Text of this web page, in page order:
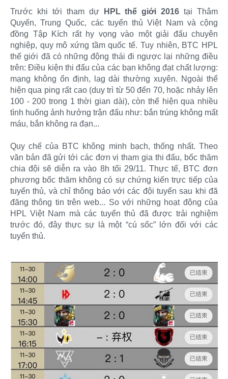
Trước khi tới tham dựHPL thế giới 2016 tại Thâm
Quyến, Trung Quốc, các tuyển thủ Việt Nam và cộng
đồng Tập Kích rất hy vọng vào một giải đấu chuyên
nghiệp, quy mô xứng tầm quốc tế. Tuy nhiên, BTC HPL
thế giới đã có những động thái đi ngược lại những điều
trên: Điều kiện thi đấu của các bạn không đạt chất lượng:
mạng không ổn định, lag dài thường xuyên. Ngoài thể
hiện qua ping rất cao (duy trì từ 50 đến 70, hoặc nhảy lên
100 - 200 trong 1 thời gian dài), còn thể hiện qua nhiều
tình huống ảnh hưởng trận đấu như: bắn trúng không mất
máu, bắn không ra đạn...
Quy chế của BTC không minh bạch, thống nhất. Theo
văn bản đã gửi tới các đơn vị tham gia thi đấu, bốc thăm
chia đội sẽ diễn ra vào 8h tối 29/11. Thực tế, BTC đơn
phương bốc thăm không có sự chứng kiến trực tiếp của
tuyển thủ, và chỉ thông báo với các đội tuyển sau khi đã
đăng thông tin trên web... So với những hoạt động của
HPL Việt Nam mà các tuyển thủ đã được trải nghiệm
trước đó, đây thực sự là một “cú sốc” lớn đối với các
tuyển thủ.